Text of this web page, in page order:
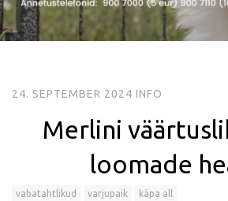
24. SEPTEMBER 2024 INFO
Merlini
loomade
vabatahtlikud varjupaik käpa all